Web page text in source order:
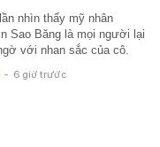
nhìn thấy mỹ nhân
Sao Băng là mọi người lại
với nhan sắc của cô.
- 6 giờ trước